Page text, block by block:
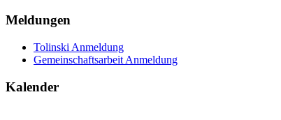
Meldungen
Tolinski Anmeldung
Gemeinschaftsarbeit Anmeldung
Kalender